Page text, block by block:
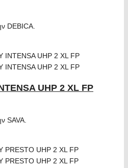
DEBICA.
UHP 2 XL FP
SAVA.